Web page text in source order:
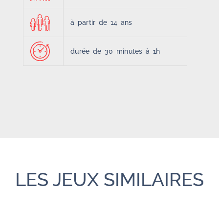
à partir de 14 ans
durée de 30 minutes à 1h
LES JEUX SIMILAIRES